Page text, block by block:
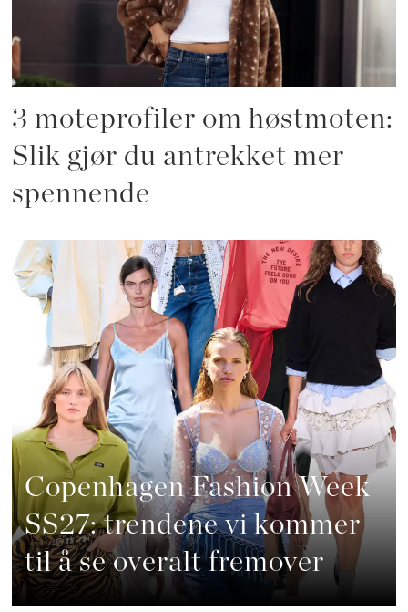
3 moteprofiler om høstmoten:
Slik gjør du antrekket mer
spennende
Copenhagen Fashion Week
SS27: trendene vi kommer
til å se overalt fremover